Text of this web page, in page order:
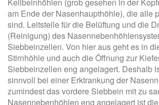
am Ende der Nasenhaupthöhle), die alle
sind. Leitstelle für die Belüftung und die
(Reinigung) des
Siebbeinzellen. Von hier aus geht es in
Stirnhöhle und auch die Öffnung zur
Siebbeinzellen eng angelagert. Deshalb
sinnvoll bei einer Erktrankung der
zumindest das vordere Siebbein mit zu
Nasennebenhöhlen eng angelagert ist